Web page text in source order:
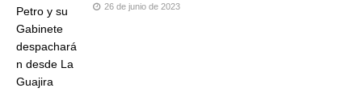
26 de junio de 2023